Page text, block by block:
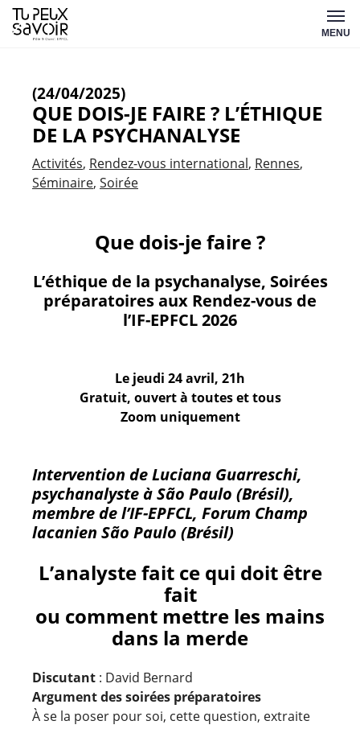
Aller
au
MENU
(24/04/2025)
QUE DOIS-JE FAIRE ? L’ÉTHIQUE
DE LA PSYCHANALYSE
Activités Rendez-vous international Rennes
Séminaire Soirée
Que dois-je faire ?
L’éthique de la psychanalyse, Soirées
préparatoires aux Rendez-vous de
l’IF-EPFCL 2026
Le jeudi 24 avril, 21h
Gratuit, ouvert à toutes et tous
Zoom uniquement
Intervention de Luciana Guarreschi,
psychanalyste à São Paulo (Brésil),
membre de l’IF-EPFCL, Forum Champ
lacanien São Paulo (Brésil)
L’analyste fait ce qui doit être
fait
ou comment mettre les mains
dans la merde
Discutant : David Bernard
Argument des soirées préparatoires
À se la poser pour soi, cette question, extraite